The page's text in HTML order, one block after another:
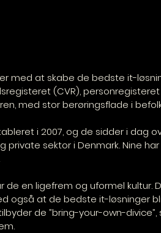
med at skabe de bedste it-
(CVR),
med stor berøringsflade i
i 2007, og de sidder i dag
private sektor i Denmark. Nine
de en ligefrem og uformel
også at de bedste it-løsninger
de ”bring-your-own-